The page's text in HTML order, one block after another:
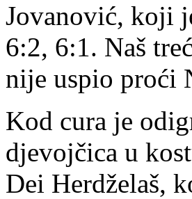
Jovanović, koji
6:2, 6:1. Naš
nije uspio proći
Kod cura je
djevojčica u
Dei Herdželaš,